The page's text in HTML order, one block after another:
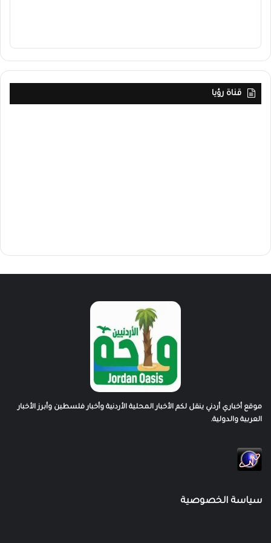
قناة رؤيا
موقع أخباري أردني ينقل لكم الأخبار المحلية الأردنية وأخبار فلسطين وأبرز الأخبار
العربية والدولية.
سياسة الخصوصية